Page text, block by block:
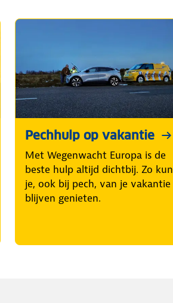
Pechhulp op vakantie
Met Wegenwacht Europa is de
beste hulp altijd dichtbij. Zo kun
je, ook bij pech, van je vakantie
blijven genieten.